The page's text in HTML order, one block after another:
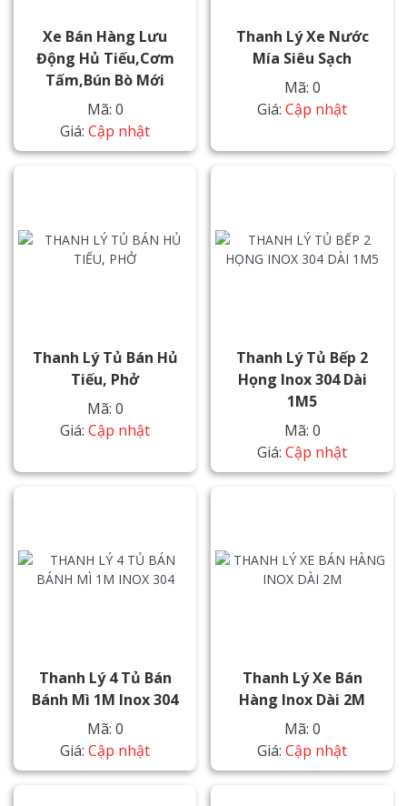
Xe Bán Hàng Lưu
Động Hủ Tiếu,cơm
Tấm,bún Bò Mới
Mã: 0
Giá: Cập nhật
Thanh Lý Xe Nước
Mía Siêu Sạch
Mã: 0
Giá: Cập nhật
Thanh Lý Tủ Bán Hủ
Tiếu, Phở
Mã: 0
Giá: Cập nhật
Thanh Lý Tủ Bếp 2
Họng Inox 304 Dài
1M5
Mã: 0
Giá: Cập nhật
Thanh Lý 4 Tủ Bán
Bánh Mì 1M Inox 304
Mã: 0
Giá: Cập nhật
Thanh Lý Xe Bán
Hàng Inox Dài 2M
Mã: 0
Giá: Cập nhật